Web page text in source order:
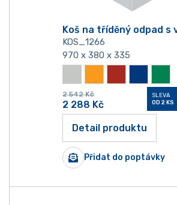
Koš na tříděný odpad s
KOS_1266
970 x 380 x 335
2 542 Kč
2 288 Kč
SLEVA
OD 2 KS
Detail produktu
Přidat do poptávky